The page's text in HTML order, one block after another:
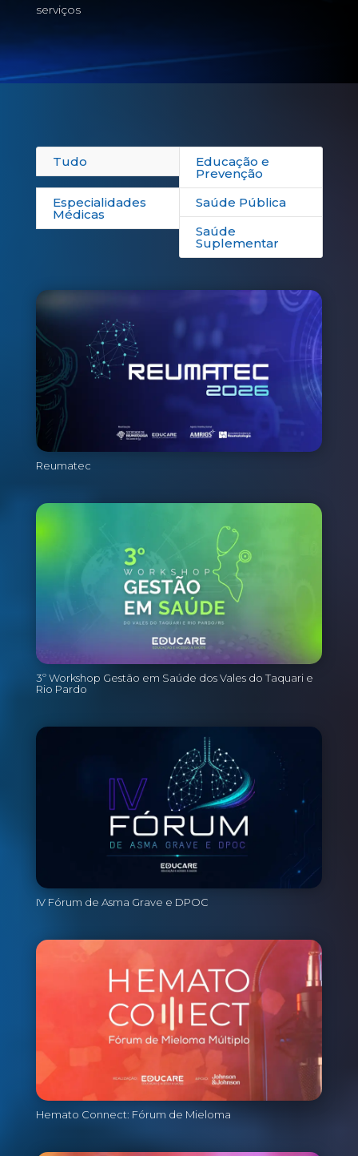
serviços
Tudo Educação e
Prevenção
Especialidades
Médicas
Saúde Pública
Saúde
Suplementar
Reumatec
3º Workshop Gestão em Saúde dos Vales do Taquari e
Rio Pardo
IV Fórum de Asma Grave e DPOC
Hemato Connect: Fórum de Mieloma